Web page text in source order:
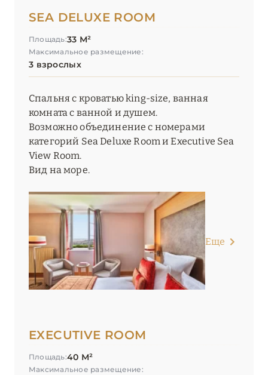
SEA DELUXE ROOM
Площадь:33 М²
Максимальное размещение:
3 взрослых
Спальня с кроватью king-size, ванная
комната с ванной и душем.
Возможно объединение с номерами
категорий Sea Deluxe Room и Executive Sea
View Room.
Вид на море.
Еще
EXECUTIVE ROOM
Площадь:40 М²
Максимальное размещение: